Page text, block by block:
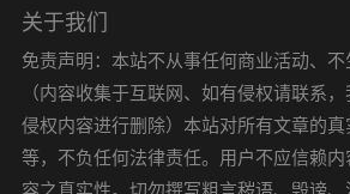
关于我们
免责声明：本站不从事任何商业活动、
（内容收集于互联网、如有侵权请联系
侵权内容进行删除）本站对所有文章的
等，不负任何法律责任。用户不应信赖